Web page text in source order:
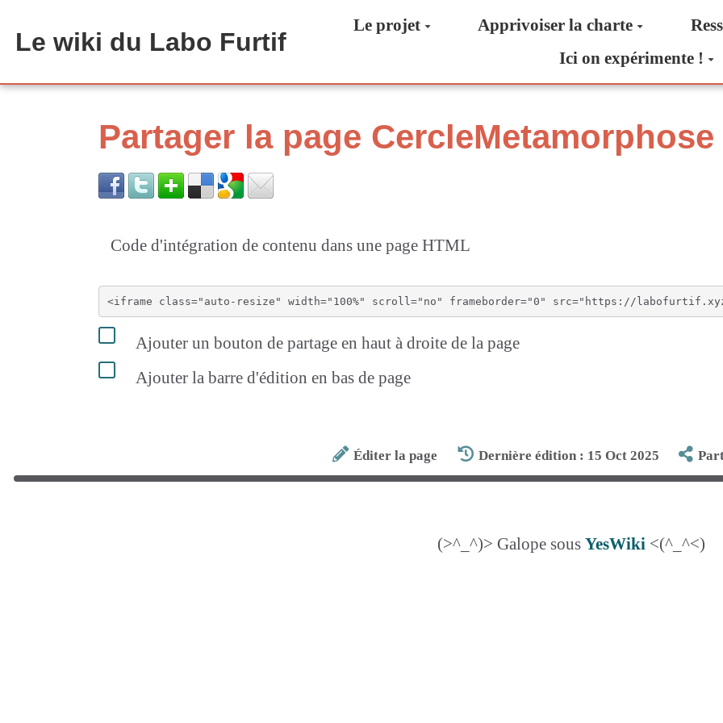
Le wiki du Labo Furtif
Le projet Apprivoiser la charte
Ici on expérimente !
Partager la page CercleMetamorphose
Code d'intégration de contenu dans une page HTML
Ajouter un bouton de partage en haut à droite de la page
Ajouter la barre d'édition en bas de page
Éditer la page Dernière édition : 15 Oct 2025
(>^_^)> Galope sous YesWiki <(^_^<)